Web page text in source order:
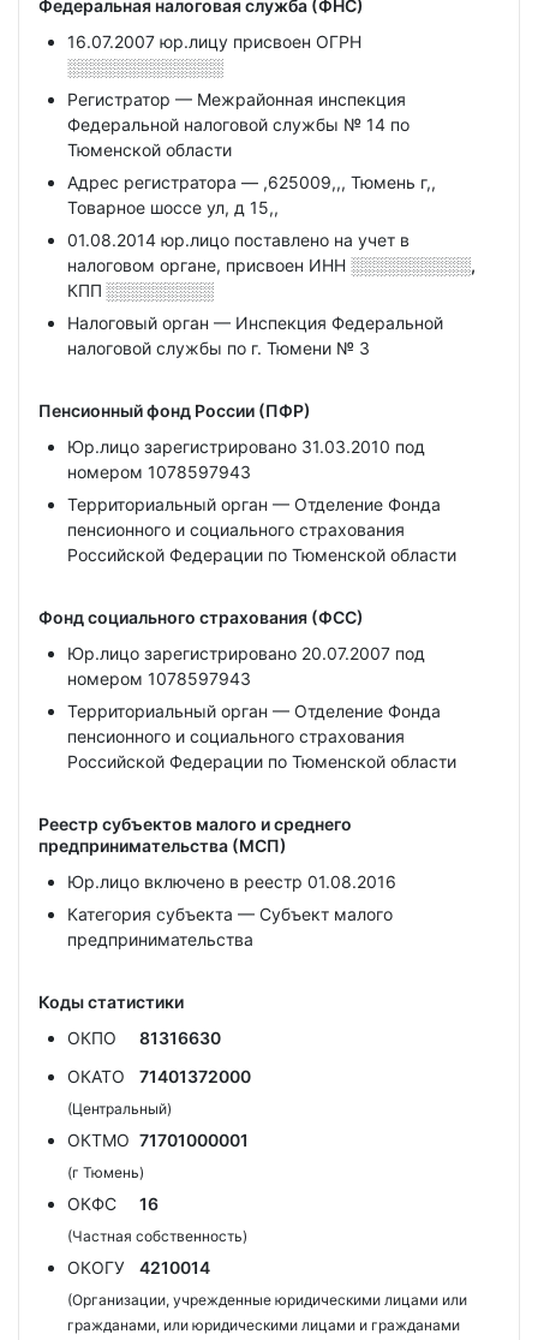
Федеральная налоговая служба (ФНС)
16.07.2007 юр.лицу присвоен ОГРН
░░░░░░░░░░░░░
Регистратор — Межрайонная инспекция
Федеральной налоговой службы № 14 по
Тюменской области
Адрес регистратора — ,625009,,, Тюмень г,,
Товарное шоссе ул, д 15,,
01.08.2014 юр.лицо поставлено на учет в
налоговом органе, присвоен ИНН ░░░░░░░░░░,
КПП ░░░░░░░░░
Налоговый орган — Инспекция Федеральной
налоговой службы по г. Тюмени № 3
Пенсионный фонд России (ПФР)
Юр.лицо зарегистрировано 31.03.2010 под
номером 1078597943
Территориальный орган — Отделение Фонда
пенсионного и социального страхования
Российской Федерации по Тюменской области
Фонд социального страхования (ФСС)
Юр.лицо зарегистрировано 20.07.2007 под
номером 1078597943
Территориальный орган — Отделение Фонда
пенсионного и социального страхования
Российской Федерации по Тюменской области
Реестр субъектов малого и среднего
предпринимательства (МСП)
Юр.лицо включено в реестр 01.08.2016
Категория субъекта — Субъект малого
предпринимательства
Коды статистики
ОКПО
81316630
ОКАТО
71401372000
(Центральный)
ОКТМО 71701000001
(г Тюмень)
ОКФС 16
(Частная собственность)
ОКОГУ 4210014
(Организации, учрежденные юридическими лицами или
гражданами, или юридическими лицами и гражданами